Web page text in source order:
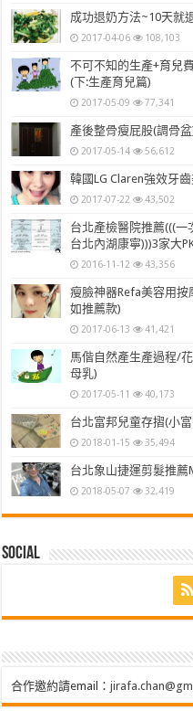
成功退奶方法~10天就
2017-04-06 108,103
不可不知的生產+育兒
(下:生產育兒篇)
2017-05-09 77,341
產後整骨瘦屁股(調骨
2017-05-14 56,612
韓國LG Claren強效牙
2017-07-22 43,502
台北產檢醫院推薦(((一
台北內湖康寧)))3家大
2016-11-12 43,356
瘦臉神器Refa美容用
如推薦款)
2017-06-13 41,421
馬偕自然產生產過程/
母乳)
2017-05-11 40,173
台北富邦兒童存摺(小
2018-01-15 35,494
台北象山捷運剪髮推薦
2018-05-07 32,419
Social
合作邀約請email：